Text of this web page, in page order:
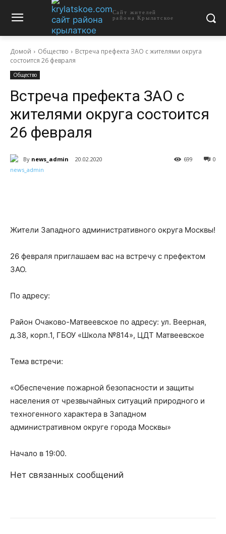
Сайт жителей
района Крылатское
Домой Общество
Встреча префекта ЗАО с жителями округа
состоится 26 февраля
Общество
Встреча префекта ЗАО с
жителями округа состоится
26 февраля
By news_admin 20.02.2020 0
699
Жители Западного административного округа Москвы!
26 февраля приглашаем вас на встречу с префектом
ЗАО.
По адресу:
Район Очаково-Матвеевское по адресу: ул. Веерная,
д.38, корп.1, ГБОУ «Школа №814», ЦДТ Матвеевское
Тема встречи:
«Обеспечение пожарной безопасности и защиты
населения от чрезвычайных ситуаций природного и
техногенного характера в Западном
административном округе города Москвы»
Начало в 19:00.
Нет связанных сообщений